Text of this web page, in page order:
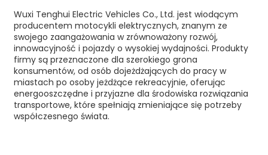
Wuxi Tenghui Electric Vehicles Co., Ltd. jest wiodącym
producentem motocykli elektrycznych, znanym ze
swojego zaangażowania w zrównoważony rozwój,
innowacyjność i pojazdy o wysokiej wydajności. Produkty
firmy są przeznaczone dla szerokiego grona
konsumentów, od osób dojeżdżających do pracy w
miastach po osoby jeżdżące rekreacyjnie, oferując
energooszczędne i przyjazne dla środowiska rozwiązania
transportowe, które spełniają zmieniające się potrzeby
współczesnego świata.